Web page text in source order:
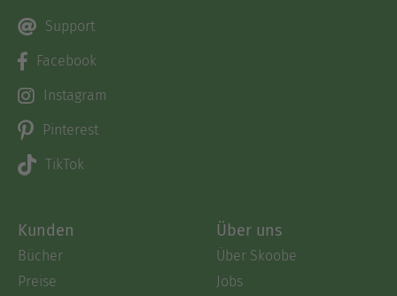
Support
Facebook
Instagram
Pinterest
TikTok
Kunden
Bücher
Preise
Über uns
Über Skoobe
Jobs